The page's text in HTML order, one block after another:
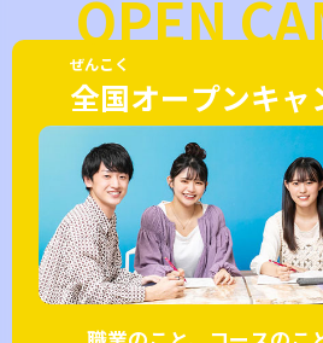
OPEN
全国
ぜんこく
オープンキャ